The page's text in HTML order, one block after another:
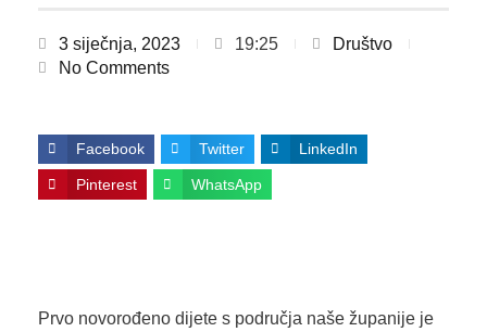
3 siječnja, 2023 19:25
Društvo
No Comments
Facebook Twitter LinkedIn
Pinterest WhatsApp
Prvo novorođeno dijete s područja naše županije je